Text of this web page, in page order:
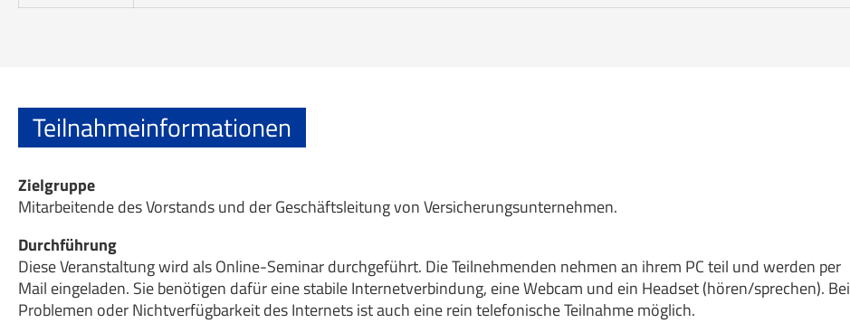
Teilnahmeinformationen
Zielgruppe
Mitarbeitende des Vorstands und der Geschäftsleitung von Versicherungsunternehmen.
Durchführung
Diese Veranstaltung wird als Online-Seminar durchgeführt. Die Teilnehmenden nehmen an ihrem PC teil und werden per
Mail eingeladen. Sie benötigen dafür eine stabile Internetverbindung, eine Webcam und ein Headset (hören/sprechen). Bei
Problemen oder Nichtverfügbarkeit des Internets ist auch eine rein telefonische Teilnahme möglich.